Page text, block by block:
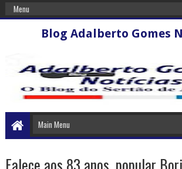
Blog Adalberto Gomes
Falece aos 83 anos, popular